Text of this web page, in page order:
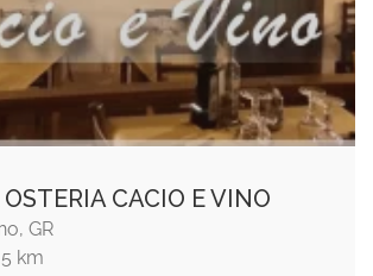
CACIO E VINO
GR
km